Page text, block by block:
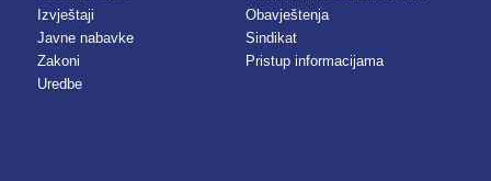
Izvještaji
Javne nabavke
Zakoni
Uredbe
Obavještenja
Sindikat
Pristup informacijama